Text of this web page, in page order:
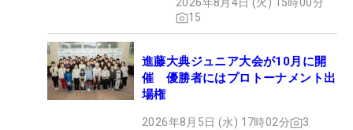
15
進藤大典ジュニア大会が10月に開
催 優勝者にはプロトーナメント出
場権
2026年8月5日 (水) 17時02分 3